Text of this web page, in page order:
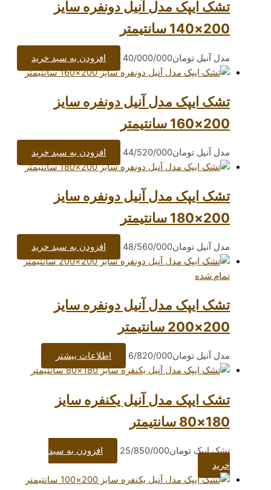
مدل آنیل دونفره سایز
40/000/000 افزودن به سبد خرید
مدل آنیل دونفره سایز
44/520/000 افزودن به سبد خرید
مدل آنیل دونفره سایز
48/560/000 افزودن به سبد خرید
مدل آنیل دونفره سایز
6/820/000 اطلاعات بیشتر
مدل آنیل یکنفره سایز
25/850/000 افزودن به سبد